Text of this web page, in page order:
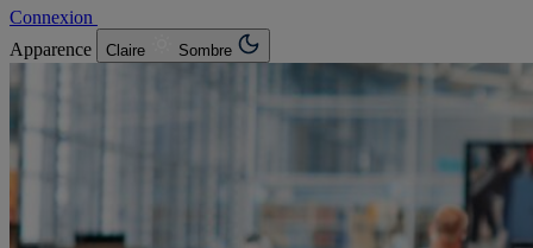
Connexion
Apparence
Claire Sombre